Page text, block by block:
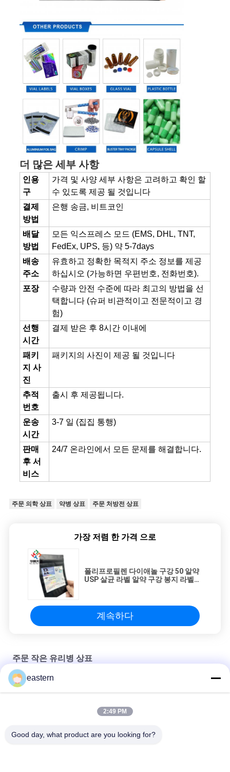
더 많은 세부 사항
인용
구
가격 및 사양 세부 사항은 고려하고 확인 할
수 있도록 제공 될 것입니다
결제
방법
은행 송금, 비트코인
배달
방법
모든 익스프레스 모드 (EMS, DHL, TNT,
FedEx, UPS, 등) 약 5-7days
배송
주소
유효하고 정확한 목적지 주소 정보를 제공
하십시오 (가능하면 우편번호, 전화번호).
포장
수량과 안전 수준에 따라 최고의 방법을 선
택합니다 (슈퍼 비관적이고 전문적이고 경
험)
선행
시간
결제 받은 후 8시간 이내에
패키
지 사
진
패키지의 사진이 제공 될 것입니다
추적
번호
출시 후 제공됩니다.
운송
시간
3-7 일 (집집 통행)
판매
후 서
비스
24/7 온라인에서 모든 문제를 해결합니다.
주문 의학 상표 약병 상표 주문 처방전 상표
가장 저렴 한 가격 으로
폴리프로필렌 다이애놀 구강 50 알약
USP 살균 라벨 알약 구강 봉지 라벨
계속하다
주문 작은 유리병 상표
Sus 250 10ml 유리 바이알 라벨
10ml 병용 맞춤형 인쇄 스티커 개인화된 라벨
금색 로고
eastern
2:49 PM
Good day, what product are you looking for?